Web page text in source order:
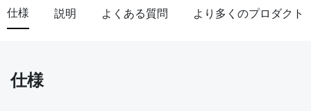
仕様 説明 よくある質問 より多くのプロダクト
仕様